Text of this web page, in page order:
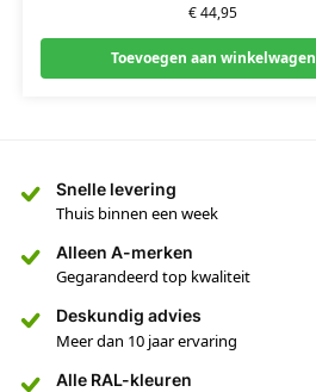
€44,95
Toevoegen aan winkelwagen
Snelle levering
Thuis binnen een week
Alleen A-merken
Gegarandeerd top kwaliteit
Deskundig advies
Meer dan 10 jaar ervaring
Alle RAL-kleuren